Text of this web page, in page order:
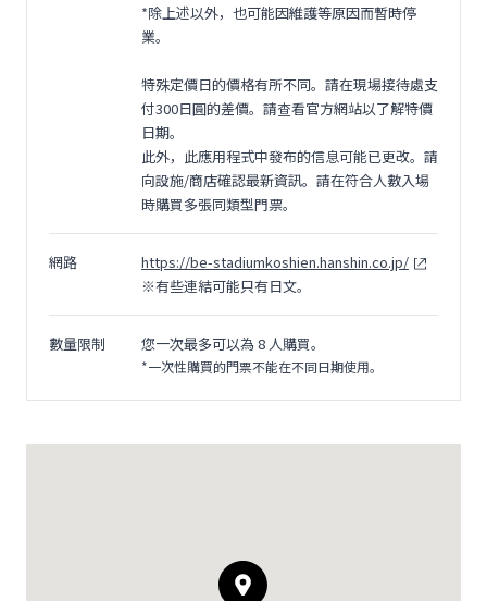
*除上述以外，也可能因維護等原因而暫時停
業。
特殊定價日的價格有所不同。請在現場接待處支
付300日圓的差價。請查看官方網站以了解特價
日期。
此外，此應用程式中發布的信息可能已更改。請
向設施/商店確認最新資訊。請在符合人數入場
時購買多張同類型門票。
網路
https://be-stadiumkoshien.hanshin.co.jp/
※有些連結可能只有日文。
數量限制 您一次最多可以為 8 人購買。
*一次性購買的門票不能在不同日期使用。